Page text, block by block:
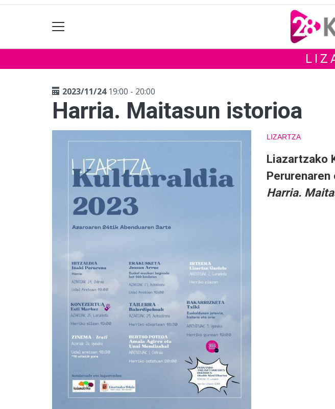
2023/11/2419:00 - 20:00
Harria. Maitasun istorioa
LIZARTZA
Liazartzako
Harria.